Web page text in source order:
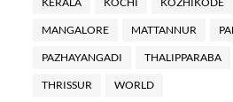
MANGALORE MATTANNUR
PAZHAYANGADI THALIPPARABA
THRISSUR WORLD